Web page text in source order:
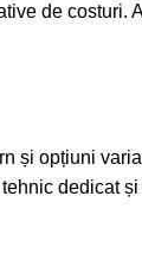
de costuri.
și opțiuni
dedicat